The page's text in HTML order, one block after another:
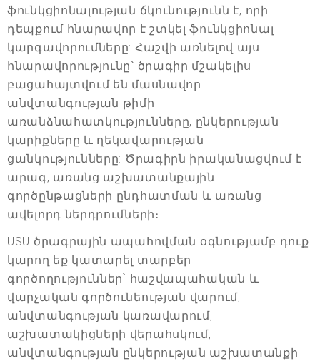
ֆունկցիոնալության ճկունությունն է, որի
դեպքում հնարավոր է շտկել ֆունկցիոնալ
կարգավորումները: Հաշվի առնելով այս
հնարավորությունը՝ ծրագիր մշակելիս
բացահայտվում են մասնավոր
անվտանգության թիմի
առանձնահատկությունները, ընկերության
կարիքները և ղեկավարության
ցանկությունները: Ծրագիրն իրականացվում է
արագ, առանց աշխատանքային
գործընթացների ընդհատման և առանց
ավելորդ ներդրումների։
USU ծրագրային ապահովման օգնությամբ դուք
կարող եք կատարել տարբեր
գործողություններ՝ հաշվապահական և
վարչական գործունեության վարում,
անվտանգության կառավարում,
աշխատակիցների վերահսկում,
անվտանգության ընկերության աշխատանքի